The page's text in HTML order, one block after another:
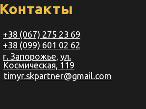
Контакты
+38 (067) 275 23 69
г. Запорожье, ул.
Космическая, 119
+38 (099) 601 02 62
timyr.skpartner@gmail.com